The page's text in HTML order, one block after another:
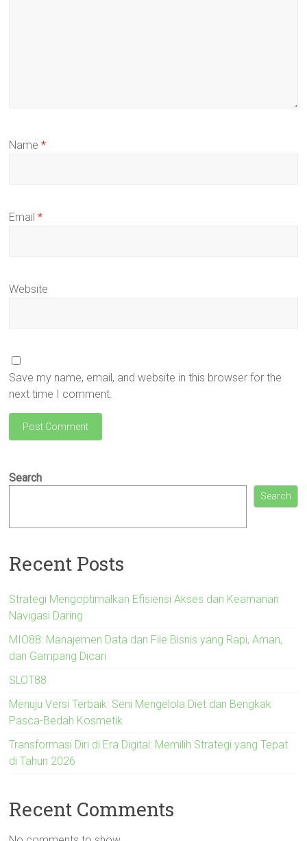
Name*
Email*
Website
Save my name, email, and website in this browser for the
next time I comment.
Search
Search
Recent Posts
Strategi Mengoptimalkan Efisiensi Akses dan Keamanan
Navigasi Daring
MIO88: Manajemen Data dan File Bisnis yang Rapi, Aman,
dan Gampang Dicari
SLOT88
Menuju Versi Terbaik: Seni Mengelola Diet dan Bengkak
Pasca-Bedah Kosmetik
Transformasi Diri di Era Digital: Memilih Strategi yang Tepat
di Tahun 2026
Recent Comments